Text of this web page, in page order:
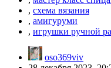
, схема вязания
, амигуруми
, игрушки ручной
oso369viv